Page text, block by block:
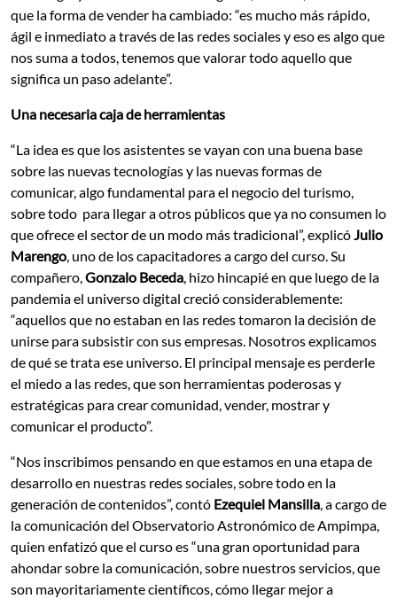
que la forma de vender ha cambiado: “es mucho más rápido,
ágil e inmediato a través de las redes sociales y eso es algo que
nos suma a todos, tenemos que valorar todo aquello que
significa un paso adelante”.
Una necesaria caja de herramientas
“La idea es que los asistentes se vayan con una buena base
sobre las nuevas tecnologías y las nuevas formas de
comunicar, algo fundamental para el negocio del turismo,
sobre todo para llegar a otros públicos que ya no consumen lo
que ofrece el sector de un modo más tradicional”, explicóJulio
Marengo, uno de los capacitadores a cargo del curso. Su
compañero,Gonzalo Beceda, hizo hincapié en que luego de la
pandemia el universo digital creció considerablemente:
“aquellos que no estaban en las redes tomaron la decisión de
unirse para subsistir con sus empresas. Nosotros explicamos
de qué se trata ese universo. El principal mensaje es perderle
el miedo a las redes, que son herramientas poderosas y
estratégicas para crear comunidad, vender, mostrar y
comunicar el producto”.
“Nos inscribimos pensando en que estamos en una etapa de
desarrollo en nuestras redes sociales, sobre todo en la
generación de contenidos”, contó Ezequiel Mansilla, a cargo de
la comunicación del Observatorio Astronómico de Ampimpa,
quien enfatizó que el curso es “una gran oportunidad para
ahondar sobre la comunicación, sobre nuestros servicios, que
son mayoritariamente científicos, cómo llegar mejor a